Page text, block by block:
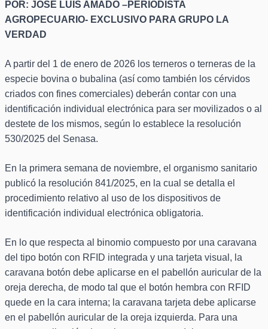
POR: JOSÉ LUIS AMADO –PERIODISTA
AGROPECUARIO- EXCLUSIVO PARA GRUPO LA
VERDAD
A partir del 1 de enero de 2026 los terneros o terneras de la
especie bovina o bubalina (así como también los cérvidos
criados con fines comerciales) deberán contar con una
identificación individual electrónica para ser movilizados o al
destete de los mismos, según lo establece la resolución
530/2025 del Senasa.
En la primera semana de noviembre, el organismo sanitario
publicó la resolución 841/2025, en la cual se detalla el
procedimiento relativo al uso de los dispositivos de
identificación individual electrónica obligatoria.
En lo que respecta al binomio compuesto por una caravana
del tipo botón con RFID integrada y una tarjeta visual, la
caravana botón debe aplicarse en el pabellón auricular de la
oreja derecha, de modo tal que el botón hembra con RFID
quede en la cara interna; la caravana tarjeta debe aplicarse
en el pabellón auricular de la oreja izquierda. Para una